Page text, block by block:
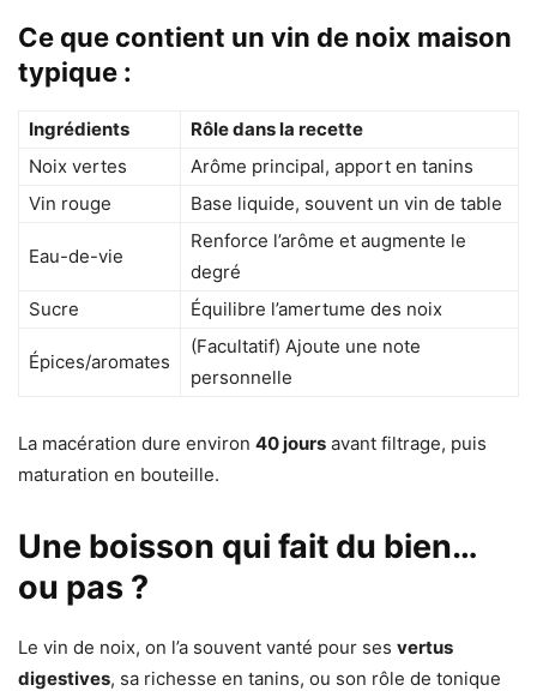
Ce que contient un vin de noix maison
typique :
Ingrédients
Rôle dans la recette
Noix vertes
Arôme principal, apport en tanins
Vin rouge
Base liquide, souvent un vin de table
Eau-de-vie
Renforce l’arôme et augmente le
degré
Sucre
Équilibre l’amertume des noix
Épices/aromates
(Facultatif) Ajoute une note
personnelle
La macération dure environ 40 jours avant filtrage, puis
maturation en bouteille.
Une boisson qui fait du bien…
ou pas ?
Le vin de noix, on l’a souvent vanté pour ses vertus
digestives, sa richesse en tanins, ou son rôle de tonique